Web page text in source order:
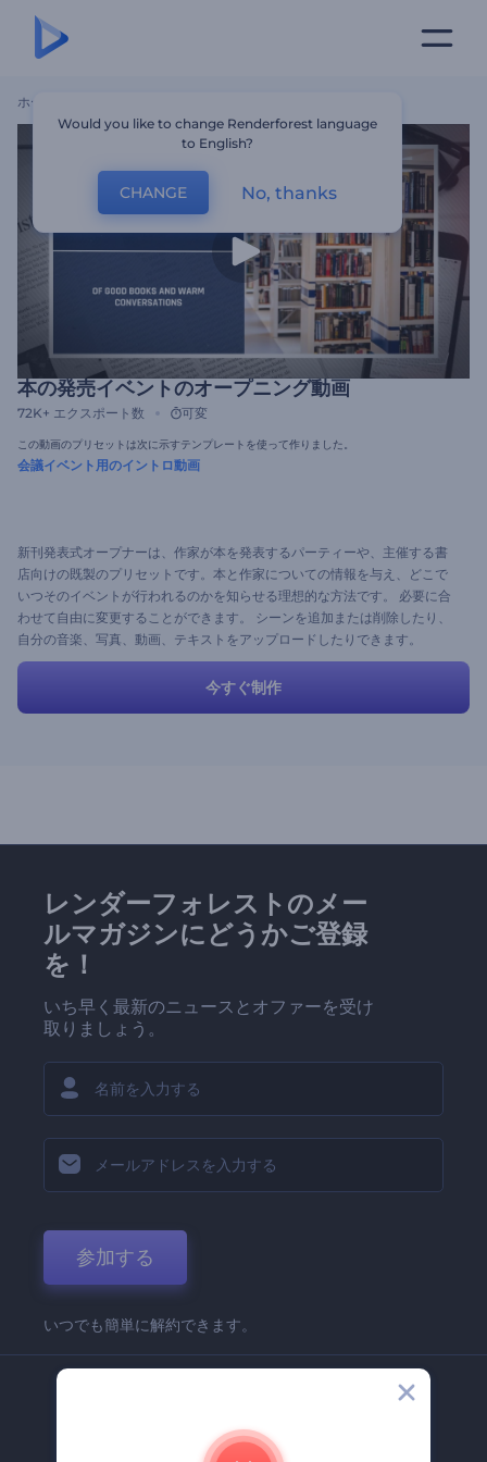
ホーム
本の発売イベントのオープニング動画
72K+ エクスポート数 可変
この動画のプリセットは次に示すテンプレートを使って作りました。
会議イベント用のイントロ動画
新刊発表式オープナーは、作家が本を発表するパーティーや、主催する書
店向けの既製のプリセットです。本と作家についての情報を与え、どこで
いつそのイベントが行われるのかを知らせる理想的な方法です。 必要に合
わせて自由に変更することができます。 シーンを追加または削除したり、
自分の音楽、写真、動画、テキストをアップロードしたりできます。
今すぐ制作
レンダーフォレストのメー
ルマガジンにどうかご登録
を！
いち早く最新のニュースとオファーを受け
取りましょう。
参加する
いつでも簡単に解約できます。
Renderforest 企業情報
Would you like to change Renderforest language
to English?
CHANGE No, thanks